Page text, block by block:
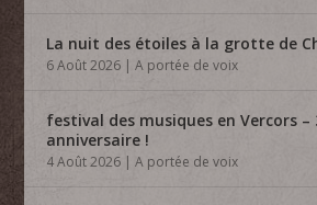
La nuit des étoiles à la grotte de
6 Août 2026 |A portée de voix
festival des musiques en Vercors –
anniversaire !
4 Août 2026 |A portée de voix